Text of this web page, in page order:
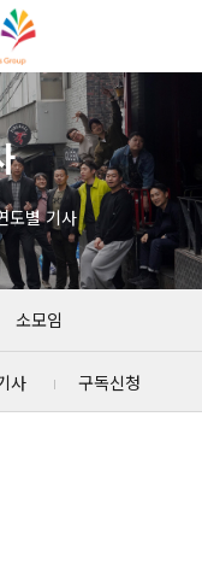
도별 기사
소모임
사 구독신청